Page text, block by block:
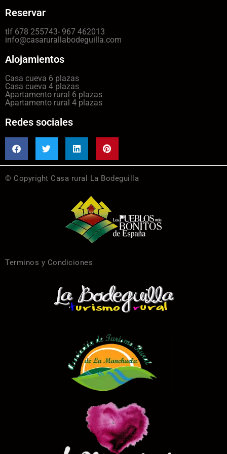
Reservar
tlf 678 255743- 967 462013
info@casarurallabodeguilla.com
Alojamientos
Casa cueva 6 plazas
Casa cueva 4 plazas
Apartamento rural 6 plazas
Apartamento rural 4 plazas
Redes sociales
© Copyright Casa rural La Bodeguilla
Terminos y Condiciones